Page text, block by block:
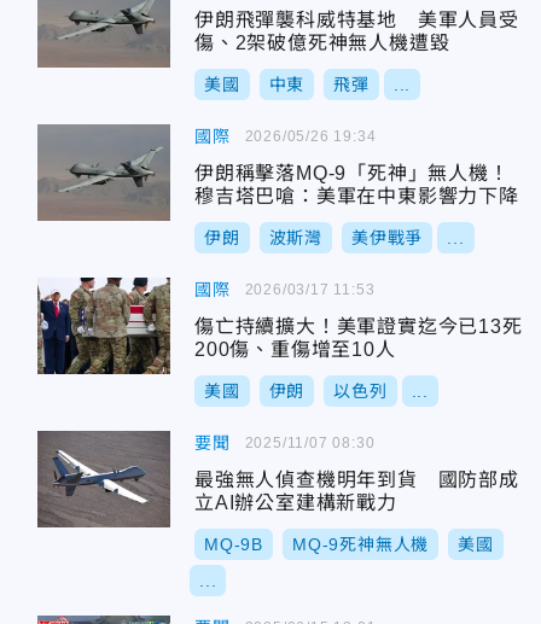
伊朗飛彈襲科威特基地 美軍人員受
傷、2架破億死神無人機遭毀
美國 中東 飛彈
國際
伊朗稱擊落MQ-9「死神」無人機！
穆吉塔巴嗆：美軍在中東影響力下降
伊朗 波斯灣 美伊戰爭
2026/05/26 19:34
國際
傷亡持續擴大！美軍證實迄今已13死
200傷、重傷增至10人
美國 伊朗 以色列
2026/03/17 11:53
要聞
最強無人偵查機明年到貨 國防部成
立AI辦公室建構新戰力
MQ-9B MQ-9死神無人機 美國
2025/11/07 08:30